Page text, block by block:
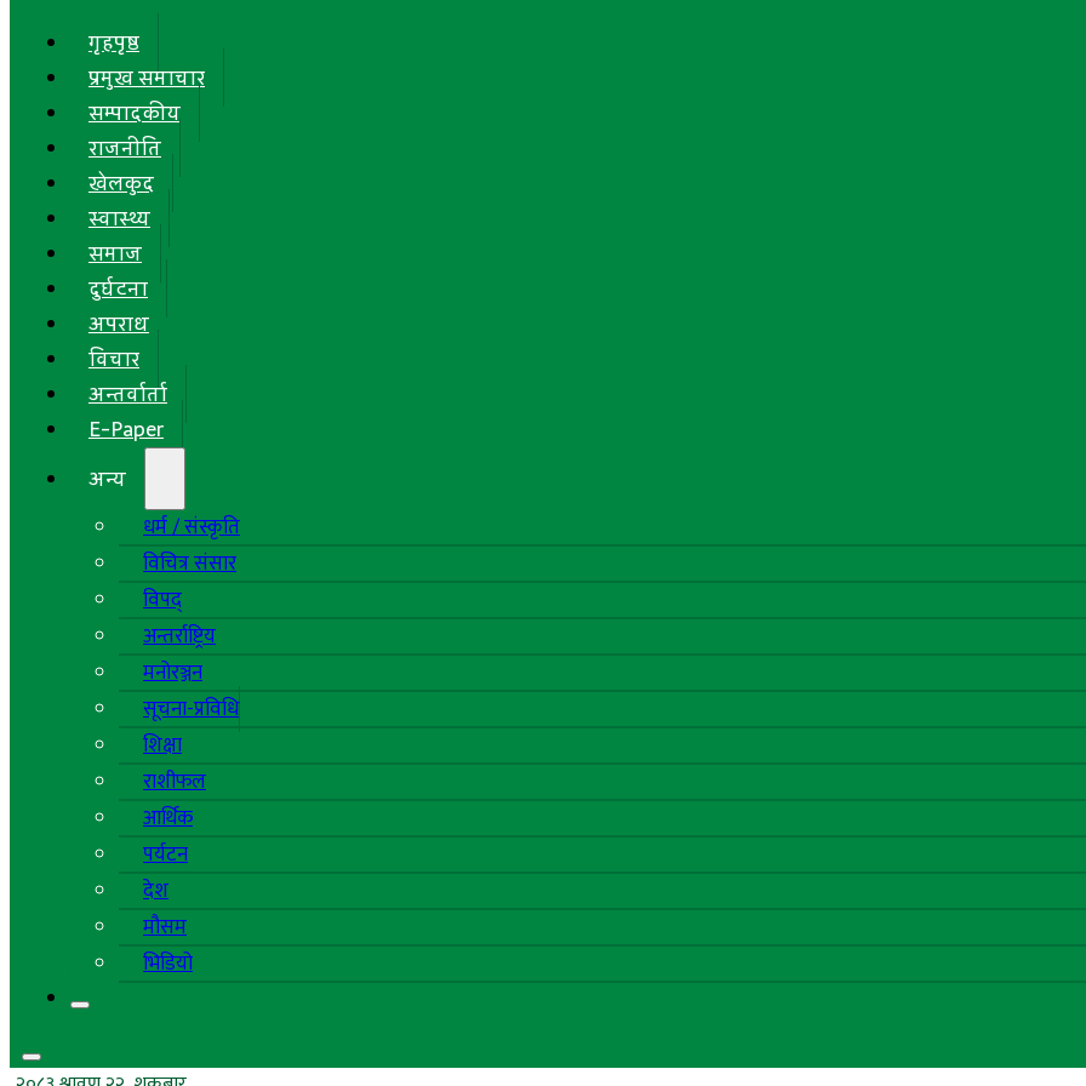
गृहपृष्ठ
प्रमुख समाचार
सम्पादकीय
राजनीति
खेलकुद
स्वास्थ्य
समाज
दुर्घटना
अपराध
विचार
अन्तर्वार्ता
E-Paper
अन्य
धर्म / संस्कृति
विचित्र संसार
विपद्
अन्तर्राष्ट्रिय
मनोरञ्जन
सूचना-प्रविधि
शिक्षा
राशीफल
आर्थिक
पर्यटन
देश
मौसम
भिडियो